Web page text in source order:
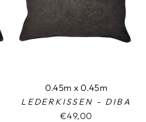
0.45m x 0.45m
LEDERKISSEN - DIBA
€49,00